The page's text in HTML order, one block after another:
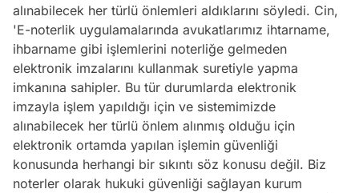
alınabilecek her türlü önlemleri aldıklarını söyledi. Cin,
'E-noterlik uygulamalarında avukatlarımız ihtarname,
ihbarname gibi işlemlerini noterliğe gelmeden
elektronik imzalarını kullanmak suretiyle yapma
imkanına sahipler. Bu tür durumlarda elektronik
imzayla işlem yapıldığı için ve sistemimizde
alınabilecek her türlü önlem alınmış olduğu için
elektronik ortamda yapılan işlemin güvenliği
konusunda herhangi bir sıkıntı söz konusu değil. Biz
noterler olarak hukuki güvenliği sağlayan kurum